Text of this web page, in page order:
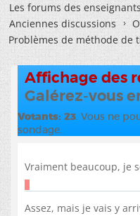
Les forums des
Anciennes discussions
Problèmes de méthode de
Affichage des
Galérez-vous
Votants 23. Vous ne
sondage.
Vraiment beaucoup, je
Assez, mais je vais y